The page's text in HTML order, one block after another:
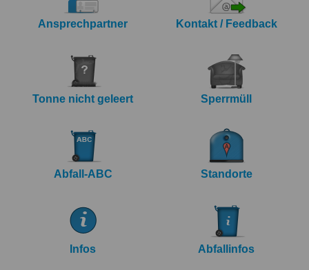
Ansprechpartner Kontakt / Feedback
Tonne nicht geleert Sperrmüll
Abfall-ABC Standorte
Infos Abfallinfos